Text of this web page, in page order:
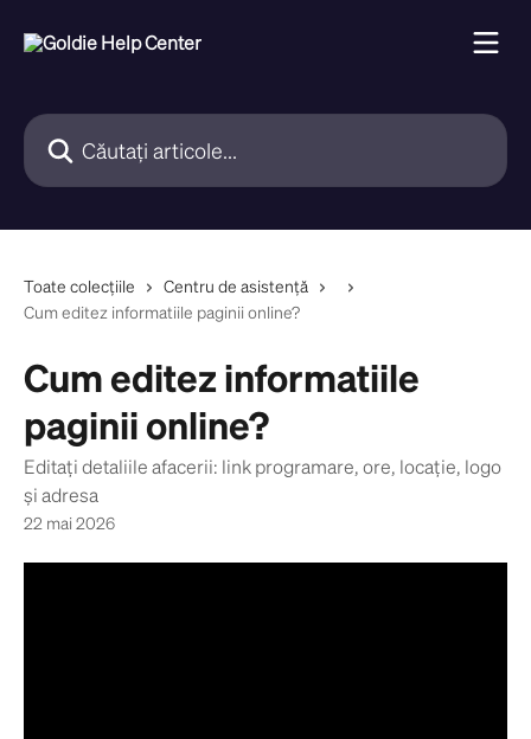
Căutați articole...
Toate colecțiile
Centru de asistență
Cum editez informatiile paginii online?
Cum editez informatiile
paginii online?
Editați detaliile afacerii: link programare, ore, locație, logo
și adresa
22 mai 2026